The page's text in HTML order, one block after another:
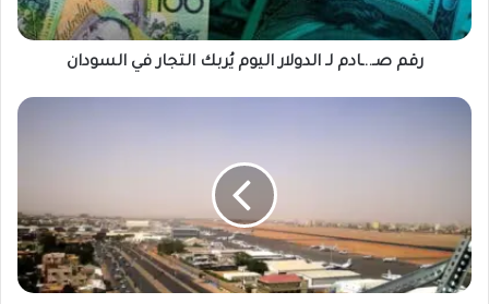
في
السودان
رقم صـ..ـادم لـ الدولار اليوم يُربك التجار في السودان
عاجل...
موعد
تشغيل
مطار
الخرطوم